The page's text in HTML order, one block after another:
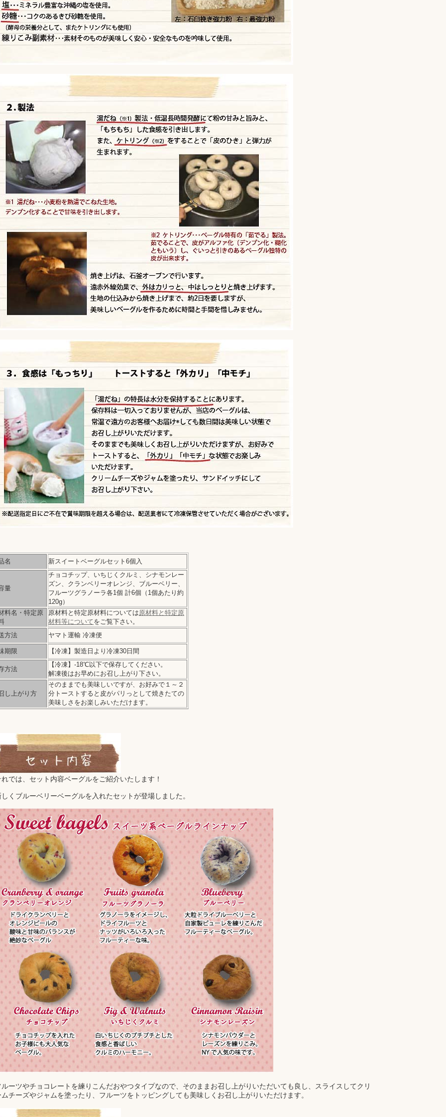
名 新スイートベーグルセット6個入
量
チョコチップ、いちじくクルミ、シナモンレー
ズン、クランベリーオレンジ、ブルーベリー、
フルーツグラノーラ各1個 計6個（1個あたり約
120g）
料名・特定原
原材料と特定原材料については原材料と特定原
材料等についてをご覧下さい。
方法
ヤマト運輸 冷凍便
期限 【冷凍】製造日より冷凍30日間
方法
【冷凍】-18℃以下で保存してください。
解凍後はお早めにお召し上がり下さい。
し上がり方
そのままでも美味しいですが、お好みで１～２
分トーストすると皮がパリっとして焼きたての
美味しさをお楽しみいただけます。
れでは、セット内容ベーグルをご紹介いたします！
しくブルーベリーベーグルを入れたセットが登場しました。
ルーツやチョコレートを練りこんだおやつタイプなので、そのままお召し上がりいただいても良し、スライスしてクリ
ムチーズやジャムを塗ったり、フルーツをトッピングしても美味しくお召し上がりいただけます。